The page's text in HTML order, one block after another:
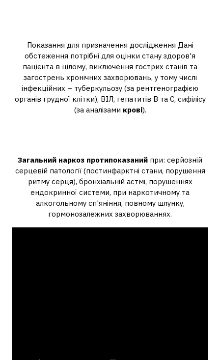
Показання для призначення дослідження Дані
обстеження потрібні для оцінки стану здоров'я
пацієнта в цілому, виключення гострих станів та
загострень хронічних захворювань, у тому числі
інфекційних – туберкульозу (за рентгенографією
органів грудної клітки), ВІЛ, гепатитів В та С, сифілісу
(за аналізами крові).
Загальний наркоз протипоказаний при: серйозній
серцевій патології (постинфарктні стани, порушення
ритму серця), бронхіальній астмі, порушеннях
ендокринної системи, при наркотичному та
алкогольному сп'яніння, повному шлунку,
гормонозалежних захворюваннях.